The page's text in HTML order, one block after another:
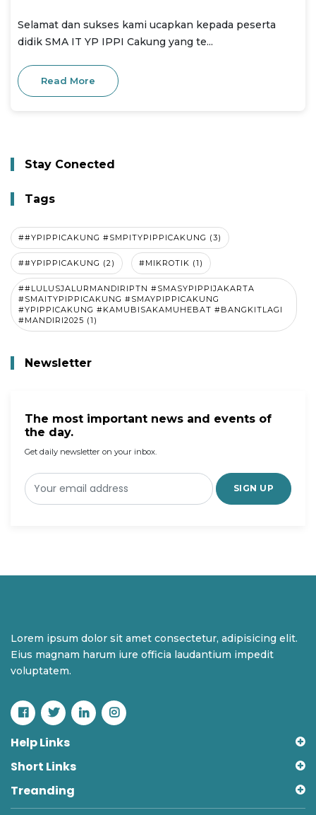
Selamat dan sukses kami ucapkan kepada peserta
didik SMA IT YP IPPI Cakung yang te...
Read More
Stay Conected
Tags
##YPIPPICAKUNG #SMPITYPIPPICAKUNG (3)
##YPIPPICAKUNG (2) #MIKROTIK (1)
##LULUSJALURMANDIRIPTN #SMASYPIPPIJAKARTA
#SMAITYPIPPICAKUNG #SMAYPIPPICAKUNG
#YPIPPICAKUNG #KAMUBISAKAMUHEBAT #BANGKITLAGI
#MANDIRI2025 (1)
Newsletter
The most important news and events of
the day.
Get daily newsletter on your inbox.
SIGN UP
Lorem ipsum dolor sit amet consectetur, adipisicing elit.
Eius magnam harum iure officia laudantium impedit
voluptatem.
Help Links
Short Links
Treanding